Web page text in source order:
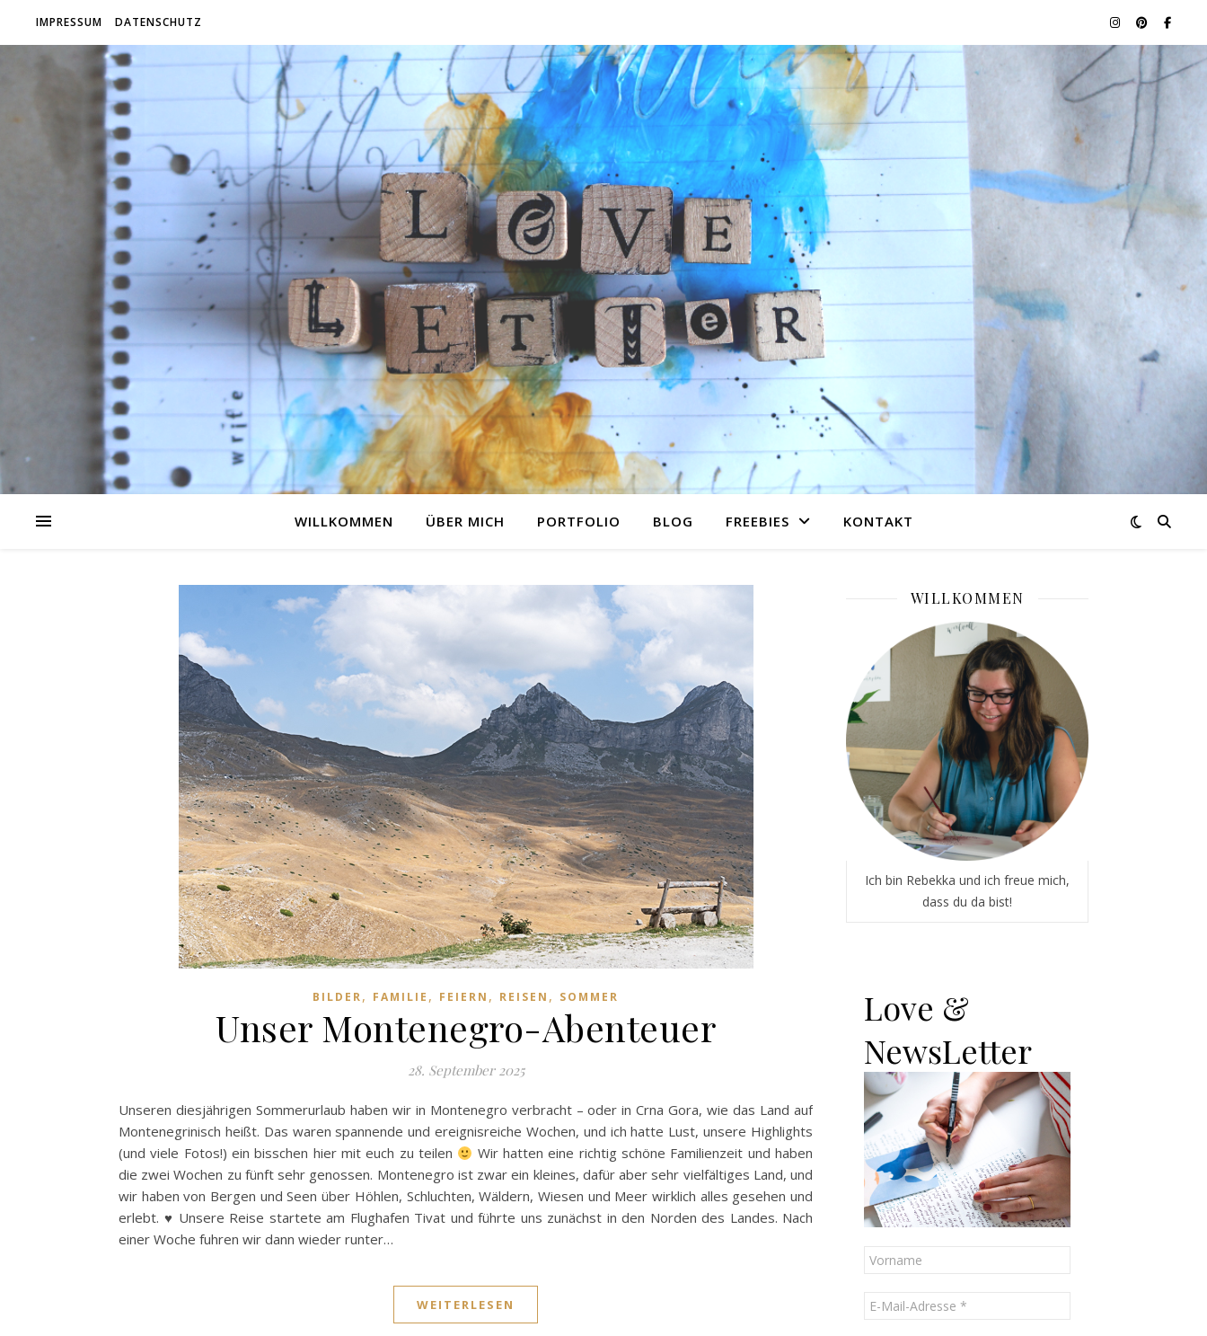
IMPRESSUM DATENSCHUTZ
WILLKOMMEN ÜBER MICH PORTFOLIO BLOG FREEBIES KONTAKT
BILDER, FAMILIE , FEIERN , REISEN , SOMMER
Unser Montenegro-Abenteuer
28. September 2025
Unseren diesjährigen Sommerurlaub haben wir in Montenegro verbracht – oder in Crna Gora, wie das Land auf
Montenegrinisch heißt. Das waren spannende und ereignisreiche Wochen, und ich hatte Lust, unsere Highlights
(und viele Fotos!) ein bisschen hier mit euch zu teilen
Wir hatten eine richtig schöne Familienzeit und haben
die zwei Wochen zu fünft sehr genossen. Montenegro ist zwar ein kleines, dafür aber sehr vielfältiges Land, und
wir haben von Bergen und Seen über Höhlen, Schluchten, Wäldern, Wiesen und Meer wirklich alles gesehen und
erlebt. ♥ Unsere Reise startete am Flughafen Tivat und führte uns zunächst in den Norden des Landes. Nach
einer Woche fuhren wir dann wieder runter…
WEITERLESEN
WILLKOMMEN
Ich bin Rebekka und ich freue mich,
dass du da bist!
Love &
NewsLetter